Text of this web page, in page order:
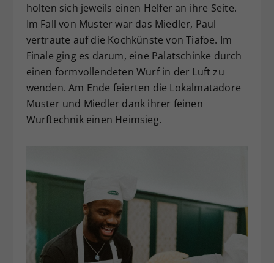
holten sich jeweils einen Helfer an ihre Seite.
Im Fall von Muster war das Miedler, Paul
vertraute auf die Kochkünste von Tiafoe. Im
Finale ging es darum, eine Palatschinke durch
einen formvollendeten Wurf in der Luft zu
wenden. Am Ende feierten die Lokalmatadore
Muster und Miedler dank ihrer feinen
Wurftechnik einen Heimsieg.